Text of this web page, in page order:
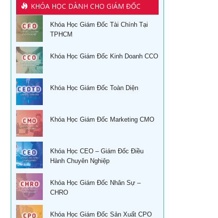
Khóa học kỹ năng làm việc hiệu quả tại hà nội
Khóa học phân tích báo cáo tài chính
Đào tạo nghiệp vụ quản lý kho
Khoá học Sử dụng KPIs đánh giá hiệu quả công việc
Xây dựng, quản lý & phát triển kênh phân phối dành cho
CEO
Xây dựng, quản lý và phát triển cửa hàng của doanh
nghiệp
Khóa học đàm phán thương lượng
Khóa Học Kỹ năng bán hàng hiệu quả
Khóa học Thuyết Trình Trước Đám Đông
Khoá học Tài chính doanh nghiệp
Học tài chính dành cho lãnh đạo
Học quản lý tài chính dành cho các nhà quản trị không
Kỹ năng bán hàng qua điện thoại
Quản trị cuộc đời – Ts. Lê Thẩm Dương
Khóa học quản trị và thu hồi công nợ TPHCM
Học kỹ năng phỏng vấn tuyển dụng tại Tphcm
Ứng dụng phong thủy vào xây dựng thương hiệu
Sống khỏe trẻ đẹp – Nghệ thuật ăn uống cân bằng âm
dương
Khoá học nhân tướng học Nâng Cao trong quản trị nhân
sự TPHCM
Khoá học Nhân tướng học trong quản trị nhân sự TPHCM
KHÓA HỌC DÀNH CHO GIÁM ĐỐC
Khóa Học Giám Đốc Tài Chính Tại
TPHCM
Khóa Học Giám Đốc Kinh Doanh CCO
Khóa Học Giám Đốc Toàn Diện
Khóa Học Giám Đốc Marketing CMO
Khóa Học CEO – Giám Đốc Điều
Hành Chuyên Nghiệp
Khóa Học Giám Đốc Nhân Sự –
CHRO
Khóa Học Giám Đốc Sản Xuất CPO